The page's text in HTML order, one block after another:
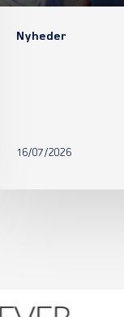
Nyheder
16/07/2026